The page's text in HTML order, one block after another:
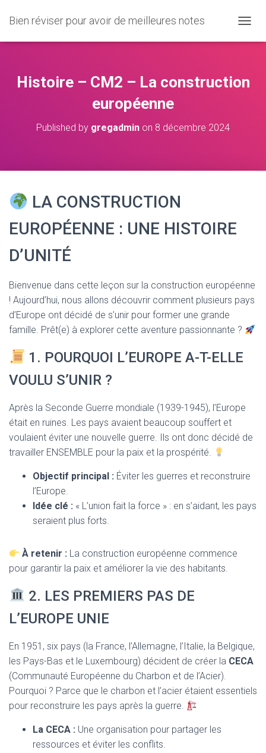
Bien réviser pour avoir de meilleures notes
U
R
O
N
Histoire – CM2 – La construction
européenne
Published by gregadmin on 8 décembre 2024
LA CONSTRUCTION
EUROPÉENNE : UNE HISTOIRE
D’UNITÉ
Bienvenue dans cette leçon sur la construction européenne
! Aujourd’hui, nous allons découvrir comment plusieurs pays
d’Europe ont décidé de s’unir pour former une grande
famille. Prêt(e) à explorer cette aventure passionnante ?
1. POURQUOI L’EUROPE A-T-ELLE
VOULU S’UNIR ?
Après la Seconde Guerre mondiale (1939-1945), l’Europe
était en ruines. Les pays avaient beaucoup souffert et
voulaient éviter une nouvelle guerre. Ils ont donc décidé de
travailler ENSEMBLE pour la paix et la prospérité.
Objectif principal : Éviter les guerres et reconstruire
l’Europe.
Idée clé : « L’union fait la force » : en s’aidant, les pays
seraient plus forts.
À retenir : La construction européenne commence
pour garantir la paix et améliorer la vie des habitants.
2. LES PREMIERS PAS DE
L’EUROPE UNIE
En 1951, six pays (la France, l’Allemagne, l’Italie, la Belgique,
les Pays-Bas et le Luxembourg) décident de créer la CECA
(Communauté Européenne du Charbon et de l’Acier).
Pourquoi ? Parce que le charbon et l’acier étaient essentiels
pour reconstruire les pays après la guerre.
La CECA : Une organisation pour partager les
ressources et éviter les conflits.